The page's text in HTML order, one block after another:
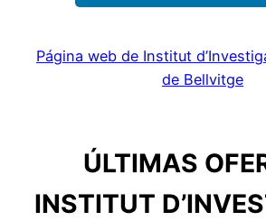
Página web de Institut
de Bellvitge
ÚLTIMAS
INSTITUT